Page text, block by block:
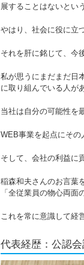
展することはないとい
やはり、社会に役に立
それを肝に銘じて、今
私が思うにまだまだ日
に取り組んでいる人が
当社は自分の可能性を
WEB事業を起点にその
そして、会社の利益に
稲森和夫さんのお言葉
「全従業員の物心両面
これを常に意識して経
代表経歴：公認